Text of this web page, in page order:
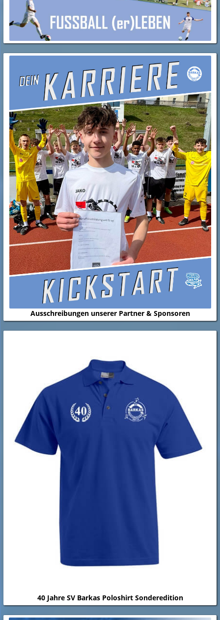
Ausschreibungen unserer Partner & Sponsoren
40 Jahre SV Barkas Poloshirt Sonderedition